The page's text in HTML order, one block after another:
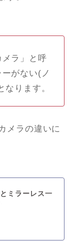
ラ」と呼
がない(ノ
ります。
メラの違いに
ミラーレス一